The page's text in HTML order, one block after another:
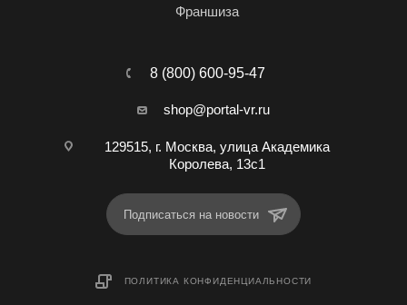
Франшиза
8 (800) 600-95-47
shop@portal-vr.ru
129515, г. Москва, улица Академика
Королева, 13с1
Подписаться на новости
ПОЛИТИКА КОНФИДЕНЦИАЛЬНОСТИ